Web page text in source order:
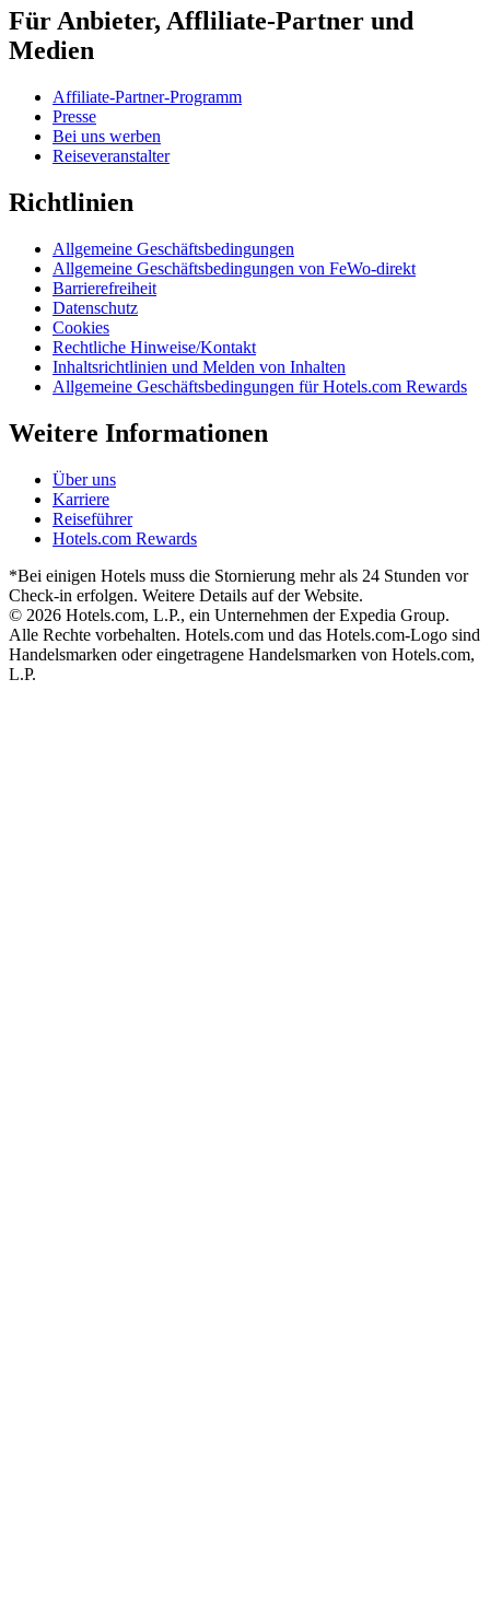
Für Anbieter, Affliliate-Partner und
Medien
Affiliate-Partner-Programm
Presse
Bei uns werben
Reiseveranstalter
Richtlinien
Allgemeine Geschäftsbedingungen
Allgemeine Geschäftsbedingungen von FeWo-direkt
Barrierefreiheit
Datenschutz
Cookies
Rechtliche Hinweise/Kontakt
Inhaltsrichtlinien und Melden von Inhalten
Allgemeine Geschäftsbedingungen für Hotels.com Rewards
Weitere Informationen
Über uns
Karriere
Reiseführer
Hotels.com Rewards
*Bei einigen Hotels muss die Stornierung mehr als 24 Stunden vor
Check-in erfolgen. Weitere Details auf der Website.
© 2026 Hotels.com, L.P., ein Unternehmen der Expedia Group.
Alle Rechte vorbehalten. Hotels.com und das Hotels.com-Logo sind
Handelsmarken oder eingetragene Handelsmarken von Hotels.com,
L.P.